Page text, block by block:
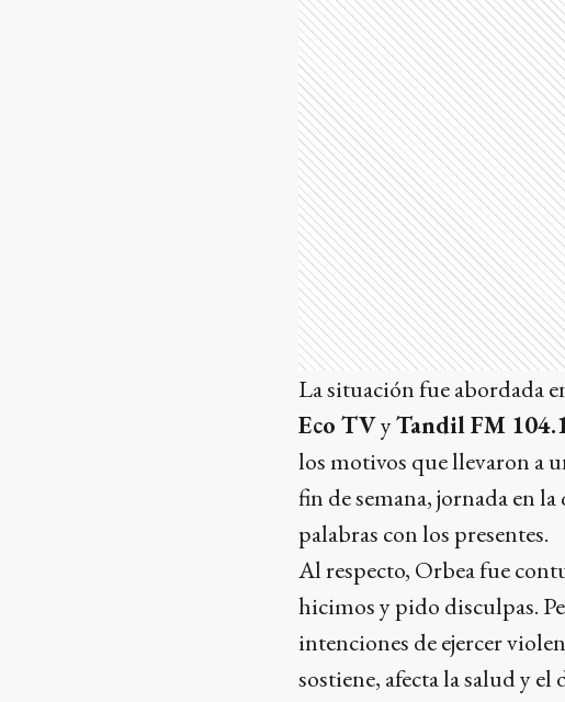
La situación fue abordada
Eco TVyTandil FM
los motivos que llevaron a
fin de semana, jornada en
palabras con los presentes.
Al respecto, Orbea fue
hicimos y pido disculpas.
intenciones de ejercer
sostiene, afecta la salud y